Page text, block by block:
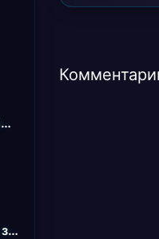
Сколько б не было вам лет не грустите
Стояла очередь за радостью